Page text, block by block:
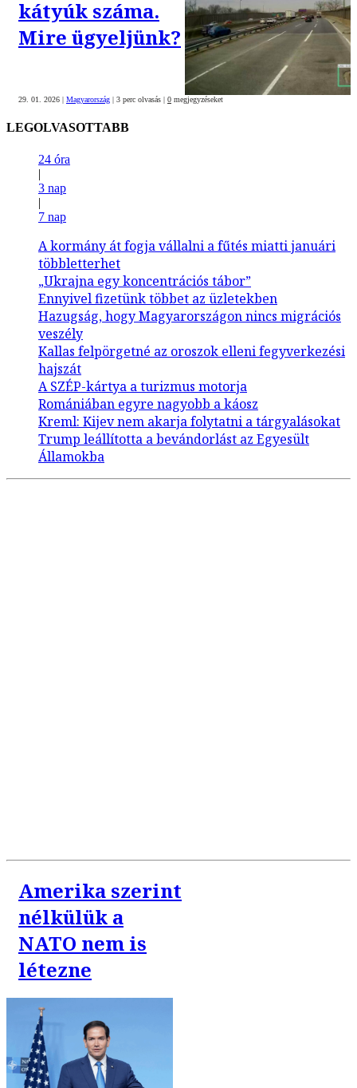
kátyúk száma.
Mire ügyeljünk?
29. 01. 2026 | Magyarország | 3 perc olvasás | 0 megjegyzéseket
LEGOLVASOTTABB
24 óra
|
3 nap
|
7 nap
Amerika szerint
nélkülük a
NATO nem is
létezne